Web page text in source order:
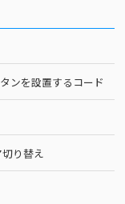
ンを設置するコード
り替え